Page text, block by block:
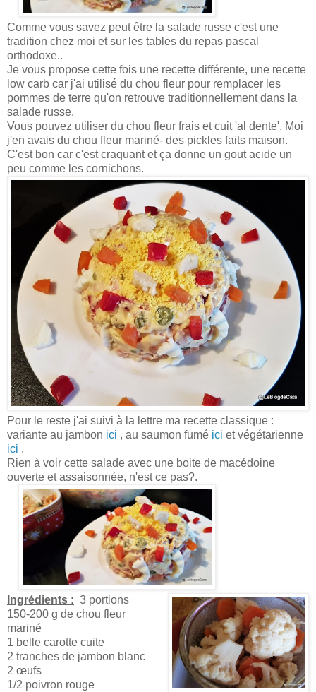
Comme vous savez peut être la salade russe c'est une
tradition chez moi et sur les tables du repas pascal
orthodoxe..
Je vous propose cette fois une recette différente, une recette
low carb car j'ai utilisé du chou fleur pour remplacer les
pommes de terre qu'on retrouve traditionnellement dans la
salade russe.
Vous pouvez utiliser du chou fleur frais et cuit 'al dente'. Moi
j'en avais du chou fleur mariné- des pickles faits maison.
C'est bon car c'est craquant et ça donne un gout acide un
peu comme les cornichons.
Pour le reste j'ai suivi à la lettre ma recette classique :
variante au jambon ici , au saumon fumé ici et végétarienne
ici .
Rien à voir cette salade avec une boite de macédoine
ouverte et assaisonnée, n'est ce pas?.
Ingrédients : 3 portions
150-200 g de chou fleur
mariné
1 belle carotte cuite
2 tranches de jambon blanc
2 œufs
1/2 poivron rouge